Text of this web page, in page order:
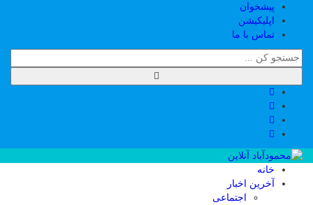
پیشخوان
اپلیکیشن
تماس با ما
خانه
آخرین اخبار
اجتماعی